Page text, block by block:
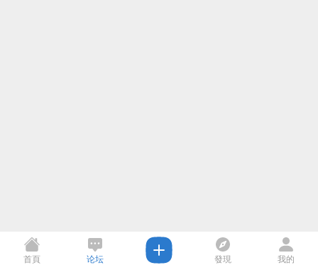
首頁 论坛 發現 我的